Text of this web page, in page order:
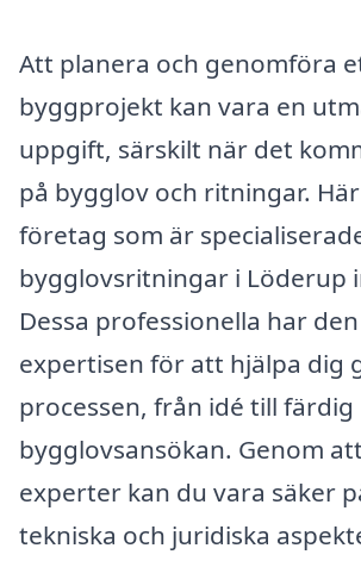
Att planera och genomföra
byggprojekt kan vara en
uppgift, särskilt när det
på bygglov och ritningar.
företag som är
bygglovsritningar i Löderup
Dessa professionella har
expertisen för att hjälpa dig
processen, från idé till färdig
bygglovsansökan. Genom
experter kan du vara säker
tekniska och juridiska